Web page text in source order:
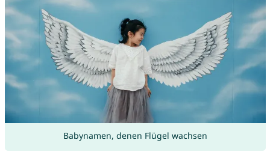
Babynamen, denen Flügel wachsen